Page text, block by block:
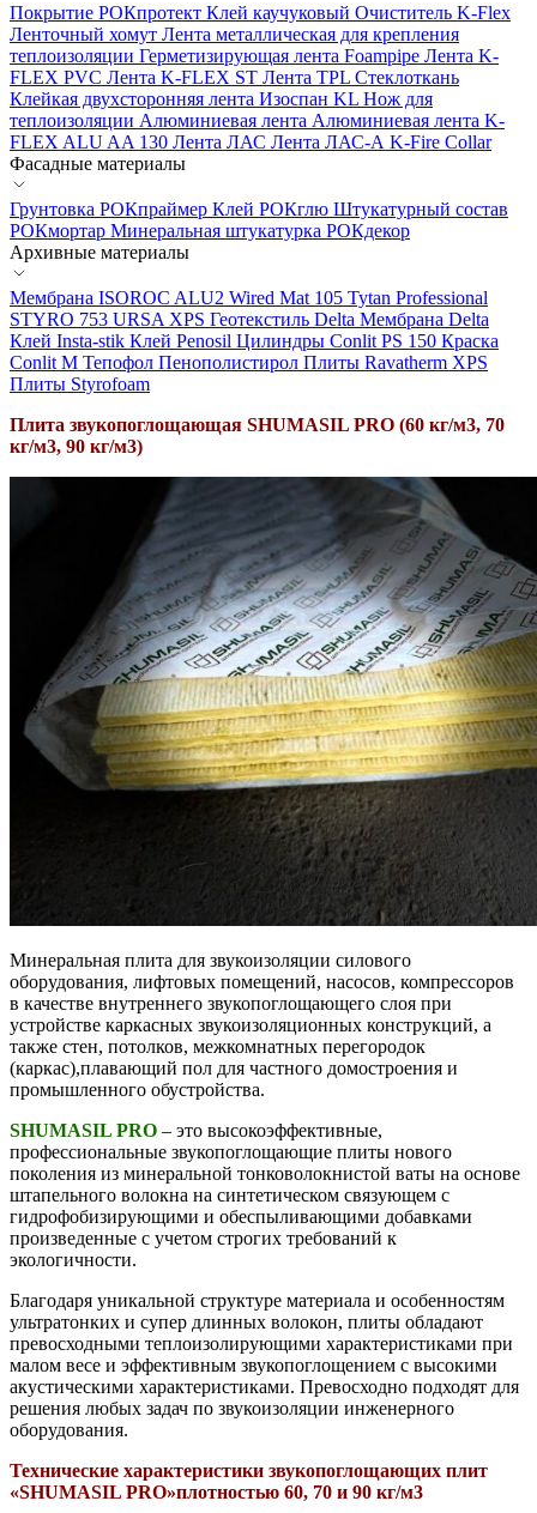
Покрытие РОКпротект Клей каучуковый Очиститель K-Flex
Ленточный хомут Лента металлическая для крепления
теплоизоляции Герметизирующая лента Foampipe Лента K-
FLEX PVC Лента K-FLEX ST Лента TPL Стеклоткань
Клейкая двухсторонняя лента Изоспан KL Нож для
теплоизоляции Алюминиевая лента Алюминиевая лента K-
FLEX ALU AA 130 Лента ЛАС Лента ЛАС-А K-Fire Collar
Фасадные материалы
Грунтовка РОКпраймер Клей РОКглю Штукатурный состав
РОКмортар Минеральная штукатурка РОКдекор
Архивные материалы
Мембрана ISOROC ALU2 Wired Mat 105 Tytan Professional
STYRO 753 URSA XPS Геотекстиль Delta Мембрана Delta
Клей Insta-stik Клей Penosil Цилиндры Conlit PS 150 Краска
Conlit М Тепофол Пенополистирол Плиты Ravatherm XPS
Плиты Styrofoam
Плита звукопоглощающая SHUMASIL PRO (60 кг/м3, 70
кг/м3, 90 кг/м3)
Минеральная плита для звукоизоляции силового
оборудования, лифтовых помещений, насосов, компрессоров
в качестве внутреннего звукопоглощающего слоя при
устройстве каркасных звукоизоляционных конструкций, а
также стен, потолков, межкомнатных перегородок
(каркас),плавающий пол для частного домостроения и
промышленного обустройства.
SHUMASIL PRO – это высокоэффективные,
профессиональные звукопоглощающие плиты нового
поколения из минеральной тонковолокнистой ваты на основе
штапельного волокна на синтетическом связующем с
гидрофобизирующими и обеспыливающими добавками
произведенные с учетом строгих требований к
экологичности.
Благодаря уникальной структуре материала и особенностям
ультратонких и супер длинных волокон, плиты обладают
превосходными теплоизолирующими характеристиками при
малом весе и эффективным звукопоглощением с высокими
акустическими характеристиками. Превосходно подходят для
решения любых задач по звукоизоляции инженерного
оборудования.
Технические характеристики звукопоглощающих плит
«SHUMASIL PRO»плотностью 60, 70 и 90 кг/м3